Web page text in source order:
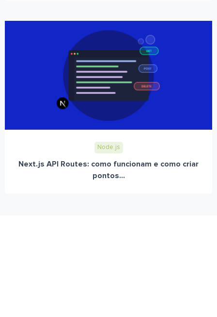
Node.js
Next.js API Routes: como funcionam e como criar
pontos...